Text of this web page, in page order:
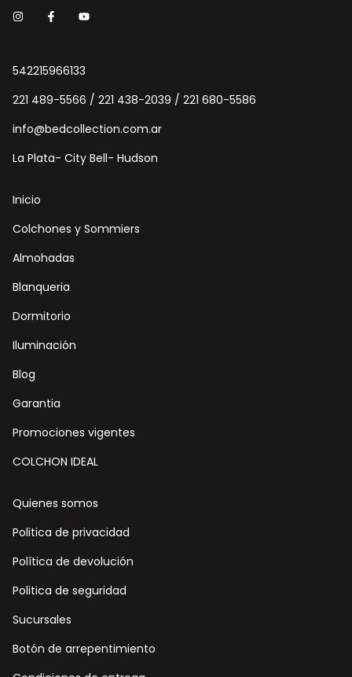
542215966133
221 489-5566 / 221 438-2039 / 221 680-5586
info@bedcollection.com.ar
La Plata- City Bell- Hudson
Inicio
Colchones y Sommiers
Almohadas
Blanqueria
Dormitorio
Iluminación
Blog
Garantia
Promociones vigentes
COLCHON IDEAL
Quienes somos
Politica de privacidad
Política de devolución
Politica de seguridad
Sucursales
Botón de arrepentimiento